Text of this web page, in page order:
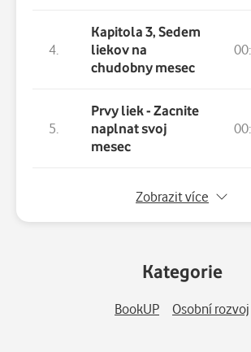
4.
Kapitola 3, Sedem
liekov na
chudobny mesec
5.
Prvy liek - Zacnite
naplnat svoj
mesec
Druhy liek - Kontroluj
Stvrty liek - Chran
Piaty liek - Urobte
Zobrazit více
Kategorie
BookUP Osobní rozvoj